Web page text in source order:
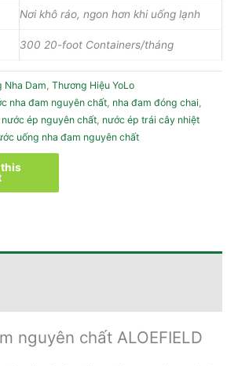
Nơi khô ráo, ngon hơn khi uống lạnh
300 20-foot Containers/tháng
Nha Dam Thương Hiệu YoLo
nha đam nguyên chất nha đam đóng chai
nước ép nguyên chất nước ép trái cây nhiệt
uống nha đam nguyên chất
nguyên chất ALOEFIELD